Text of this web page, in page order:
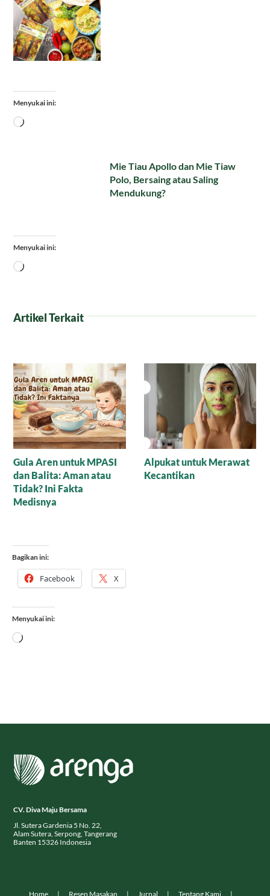
Menyukai ini:
Memuat...
Mie Tiau Apollo dan Mie Tiaw
Polo, Bersaing atau Saling
Mendukung?
Menyukai ini:
Memuat...
Artikel Terkait
Cincau Hijau, Solusi
Alami untuk Gangguan
Pencernaan
Perbandingan Gula Aren
dan Gula Pasir: Mana
Bagikan ini:
Facebook X
Menyukai ini:
Memuat...
CV. Diva Maju Bersama
Jl. Sutera Gardenia 5 No. 22,
Alam Sutera, Serpong, Tangerang
Banten 15326 Indonesia
Home Resep Masakan Jurnal Tentang Kami